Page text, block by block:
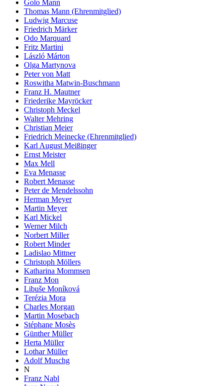
Golo Mann
Thomas Mann (Ehrenmitglied)
Ludwig Marcuse
Friedrich Märker
Odo Marquard
Fritz Martini
László Márton
Olga Martynova
Peter von Matt
Roswitha Matwin-Buschmann
Franz H. Mautner
Friederike Mayröcker
Christoph Meckel
Walter Mehring
Christian Meier
Friedrich Meinecke (Ehrenmitglied)
Karl August Meißinger
Ernst Meister
Max Mell
Eva Menasse
Robert Menasse
Peter de Mendelssohn
Herman Meyer
Martin Meyer
Karl Mickel
Werner Milch
Norbert Miller
Robert Minder
Ladislao Mittner
Christoph Möllers
Katharina Mommsen
Franz Mon
Libuše Moníková
Terézia Mora
Charles Morgan
Martin Mosebach
Stéphane Mosès
Günther Müller
Herta Müller
Lothar Müller
Adolf Muschg
N
Franz Nabl